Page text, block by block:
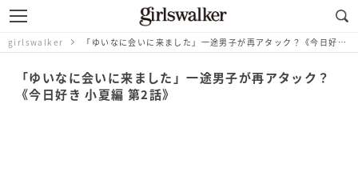
girlswalker 「ゆいなに会いに来ました」一途男子が再アタック？《今日好き 小夏編 第2話》
「ゆいなに会いに来ました」一途男子が再アタック？
《今日好き 小夏編 第2話》